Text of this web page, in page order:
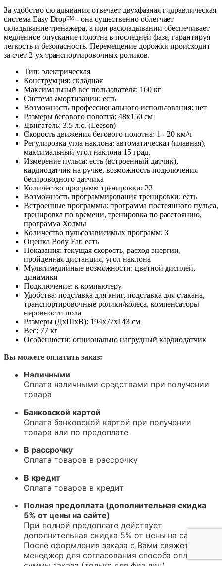
За удобство складывания отвечает двухфазная гидравлическая
система Easy Drop™ - она существенно облегчает
складывание тренажера, а при раскладывании обеспечивает
медленное опускание полотна в последней фазе, гарантируя
легкость и безопасность. Перемещение дорожки происходит
за счет 2-ух транспортировочных роликов.
Тип: электрическая
Конструкция: складная
Максимальный вес пользователя: 160 кг
Система амортизации: есть
Возможность профессионального использования: нет
Размеры бегового полотна: 48x150 см
Двигатель: 3.5 л.с. (Leeson)
Скорость движения бегового полотна: 1 - 20 км/ч
Регулировка угла наклона: автоматическая (плавная),
максимальный угол наклона 15 град.
Измерение пульса: есть (встроенный датчик),
кардиодатчик на ручке, возможность подключения
беспроводного датчика
Количество программ тренировки: 22
Возможность программирования тренировки: есть
Встроенные программы: программа постоянного пульса,
тренировка по времени, тренировка по расстоянию,
программа Холмы
Количество пульсозависимых программ: 3
Оценка Body Fat: есть
Показания: текущая скорость, расход энергии,
пройденная дистанция, угол наклона
Мультимедийные возможности: цветной дисплей,
динамики
Подключение: к компьютеру
Удобства: подставка для книг, подставка для стакана,
транспортировочные ролики/колеса, компенсаторы
неровности пола
Размеры (ДхШхВ): 194x77x143 см
Вес: 77 кг
Особенности: опционально нагрудный кардиодатчик
Вы можете оплатить заказ:
Наличными
Оплата наличными средствами при получении
товара
Банковской картой
Оплата банковской картой при получении
товара или по предоплате
В рассрочку
Оплата товаров в рассрочку
В кредит
Оплата товаров в кредит
Полная предоплата (дополнительная скидка
5% от цены на сайте)
При полной предоплате действует
дополнительная скидка 5% от цены на сайте.
После оформления заказа с Вами свяжется
менеджер для согласования способа оплаты и